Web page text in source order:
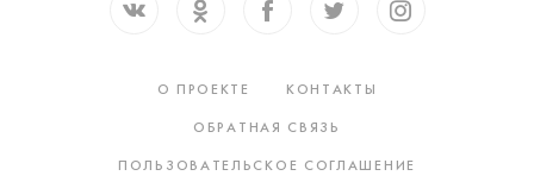
О ПРОЕКТЕ
КОНТАКТЫ
ОБРАТНАЯ СВЯЗЬ
ПОЛЬЗОВАТЕЛЬСКОЕ СОГЛАШЕНИЕ